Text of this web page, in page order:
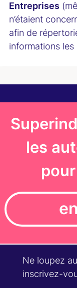
Entreprises
n’étaient
afin de
informations
les
Ne loupez
inscrivez-